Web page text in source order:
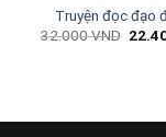
Truyện đọc đạo
32.000VND Giá